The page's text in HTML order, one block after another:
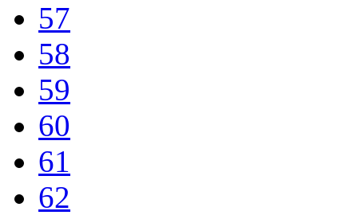
57
58
59
60
61
62